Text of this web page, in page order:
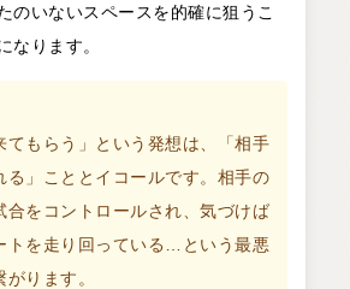
のいないスペースを的確に狙うこ
なります。
てもらう」という発想は、「相手
る」こととイコールです。相手の
合をコントロールされ、気づけば
トを走り回っている…という最悪
ります。